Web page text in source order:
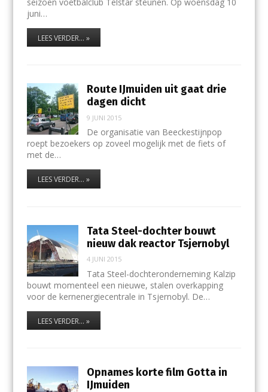
juni…
LEES VERDER... »
Route IJmuiden uit gaat drie
dagen dicht
9 JUNI 2015
De organisatie van Beeckestijnpop
roept bezoekers op zoveel mogelijk met de fiets of
met de…
LEES VERDER... »
Tata Steel-dochter bouwt
nieuw dak reactor Tsjernobyl
4 JUNI 2015
Tata Steel-dochteronderneming Kalzip
bouwt momenteel een nieuwe, stalen overkapping
voor de kernenergiecentrale in Tsjernobyl. De…
LEES VERDER... »
Opnames korte film Gotta in
IJmuiden